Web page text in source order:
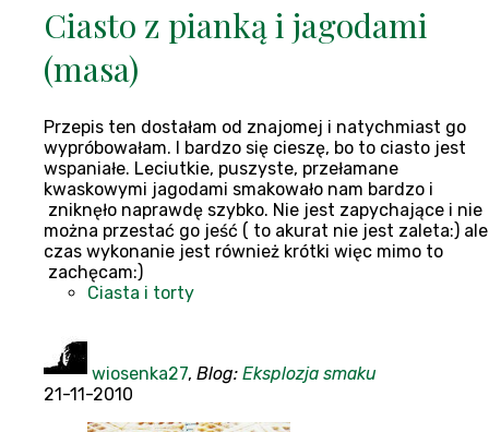
Ciasto z pianką i jagodami
(masa)
Przepis ten dostałam od znajomej i natychmiast go
wypróbowałam. I bardzo się cieszę, bo to ciasto jest
wspaniałe. Leciutkie, puszyste, przełamane
kwaskowymi jagodami smakowało nam bardzo i
zniknęło naprawdę szybko. Nie jest zapychające i nie
można przestać go jeść ( to akurat nie jest zaleta:) ale
czas wykonanie jest również krótki więc mimo to
zachęcam:)
Ciasta i torty
wiosenka27, Blog: Eksplozja smaku
21-11-2010